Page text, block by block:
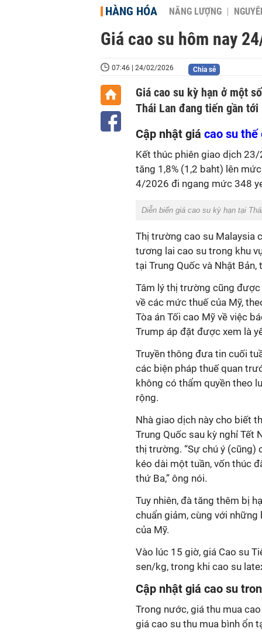
HÀNG HÓA NĂNG LƯỢNG
Giá cao su hôm nay
07:46 | 24/02/2026 Chia sẻ
Giá cao su kỳ hạn ở một
Thái Lan đang tiến gần
Cập nhật giá cao su
Kết thúc phiên giao dịch 23/
tăng 1,8% (1,2 baht) lên
4/2026 đi ngang mức 348
Diễn biến giá cao su kỳ hạn tại
Thị trường cao su Malaysia
tương lai cao su trong khu
tại Trung Quốc và Nhật Bản,
Tâm lý thị trường cũng
về các mức thuế của Mỹ,
Tòa án Tối cao Mỹ về việc
Trump áp đặt được xem là
Truyền thông đưa tin cuối
các biện pháp thuế quan
không có thẩm quyền theo
rộng.
Nhà giao dịch này cho biết
Trung Quốc sau kỳ nghỉ Tết
thị trường. “Sự chú ý (cũng)
kéo dài một tuần, vốn thúc
thứ Ba,” ông nói.
Tuy nhiên, đà tăng thêm bị
chuẩn giảm, cùng với
của Mỹ.
Vào lúc 15 giờ, giá Cao su
sen/kg, trong khi cao su
Cập nhật giá cao su
Trong nước, giá thu mua
giá cao su thu mua bình ổn